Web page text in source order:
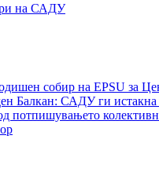
на САДУ
собир на EPSU за
Балкан: САДУ ги истакна
потпишувањето